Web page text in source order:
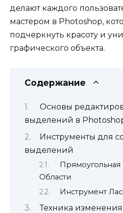
делают каждого
мастером в Photoshop,
подчеркнуть красоту и
графического объекта.
Содержание
Основы
выделений в
Инструменты для
выделений
Прямоугольная
Области
Инструмент
Техника